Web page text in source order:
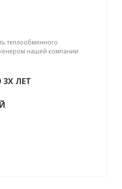
теплообменного
нашей компании
ЛЕТ